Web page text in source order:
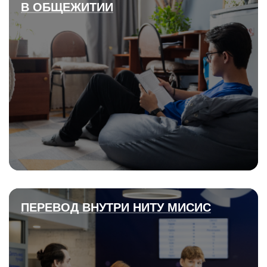
В ОБЩЕЖИТИИ
ПЕРЕВОД ВНУТРИ НИТУ МИСИС